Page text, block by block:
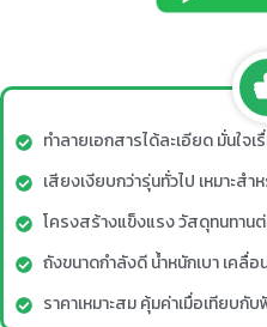
ทำลายเอกสารได้ละเอียด มั่นใ
เสียงเงียบกว่ารุ่นทั่วไป เหมาะ
โครงสร้างแข็งแรง วัสดุทนทาน
ถังขนาดกำลังดี น้ำหนักเบา เคลื่
ราคาเหมาะสม คุ้มค่าเมื่อเทียบ